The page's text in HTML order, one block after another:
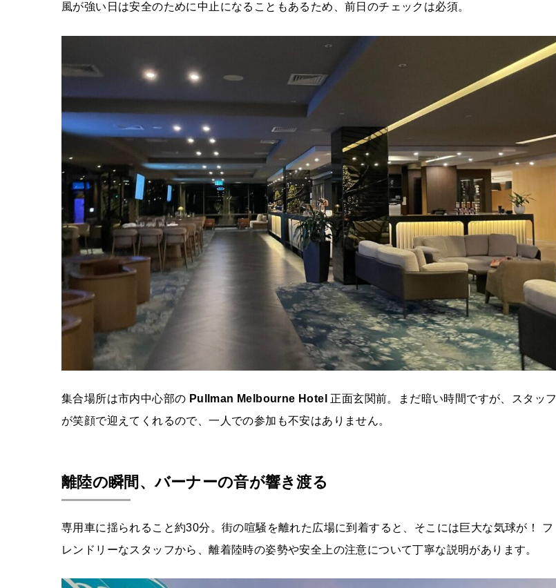
風が強い日は安全のために中止になることもあるため、前日のチェックは必須。
集合場所は市内中心部の Pullman Melbourne Hotel 正面玄関前。まだ暗い時間ですが、スタッフ
が笑顔で迎えてくれるので、一人での参加も不安はありません。
離陸の瞬間、バーナーの音が響き渡る
専用車に揺られること約30分。街の喧騒を離れた広場に到着すると、そこには巨大な気球が！ フ
レンドリーなスタッフから、離着陸時の姿勢や安全上の注意について丁寧な説明があります。